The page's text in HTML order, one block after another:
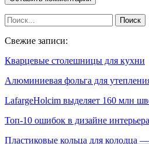
Свежие записи:
Кварцевые столешницы для кухни
Алюминиевая фольга для
LafargeHolcim выделяет 160 млн
Топ-10 ошибок в дизайне интерьера
Пластиковые кольца для колодца —